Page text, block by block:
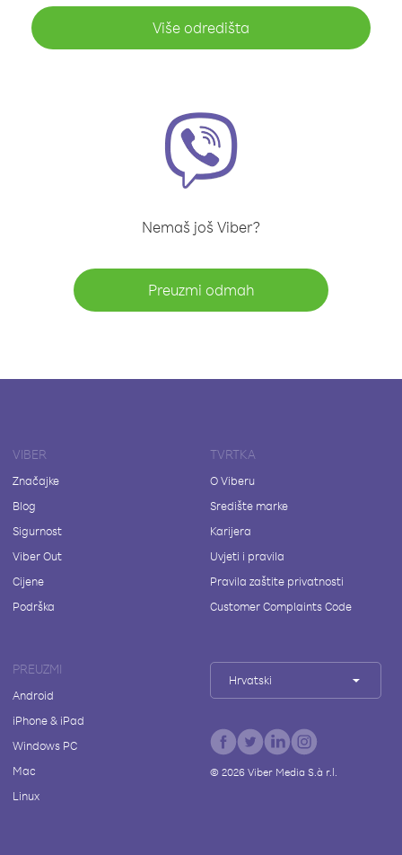
Više odredišta
Nemaš još Viber?
Preuzmi odmah
VIBER
Značajke
Blog
Sigurnost
Viber Out
Cijene
Podrška
TVRTKA
O Viberu
Središte marke
Karijera
Uvjeti i pravila
Pravila zaštite privatnosti
Customer Complaints Code
PREUZMI
Android
iPhone & iPad
Windows PC
Mac
Linux
Hrvatski
© 2026Viber Media S.à r.l.